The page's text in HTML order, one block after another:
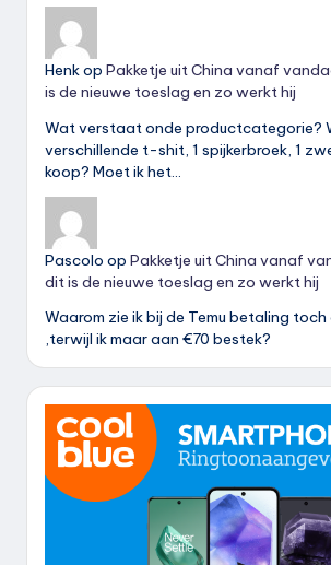
Henkop Pakketje uit China vanaf
is de nieuwe toeslag en zo werkt hij
Wat verstaat onde productcategorie?
verschillende t-shit, 1 spijkerbroek, 1
koop? Moet ik het…
Pascolo op Pakketje uit China vanaf
dit is de nieuwe toeslag en zo werkt hij
Waarom zie ik bij de Temu betaling
,terwijl ik maar aan €70 bestek?